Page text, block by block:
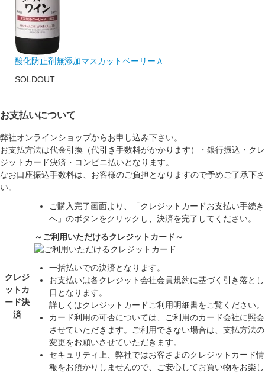
酸化防止剤無添加マスカットベーリーＡ
SOLDOUT
お支払いについて
弊社オンラインショップからお申し込み下さい。
お支払方法は代金引換（代引き手数料がかかります）・銀行振込・クレ
ジットカード決済・コンビニ払いとなります。
なお口座振込手数料は、お客様のご負担となりますので予めご了承下さ
い。
クレジ
ットカ
ード決
済
ご購入完了画面より、「クレジットカードお支払い手続き
へ」のボタンをクリックし、決済を完了してください。
～ご利用いただけるクレジットカード～
一括払いでの決済となります。
お支払いは各クレジット会社会員規約に基づく引き落とし
日となります。
詳しくはクレジットカードご利用明細書をご覧ください。
カード利用の可否については、ご利用のカード会社に照会
させていただきます。ご利用できない場合は、支払方法の
変更をお願いさせていただきます。
セキュリティ上、弊社ではお客さまのクレジットカード情
報をお預かりしませんので、ご安心してお買い物をお楽し